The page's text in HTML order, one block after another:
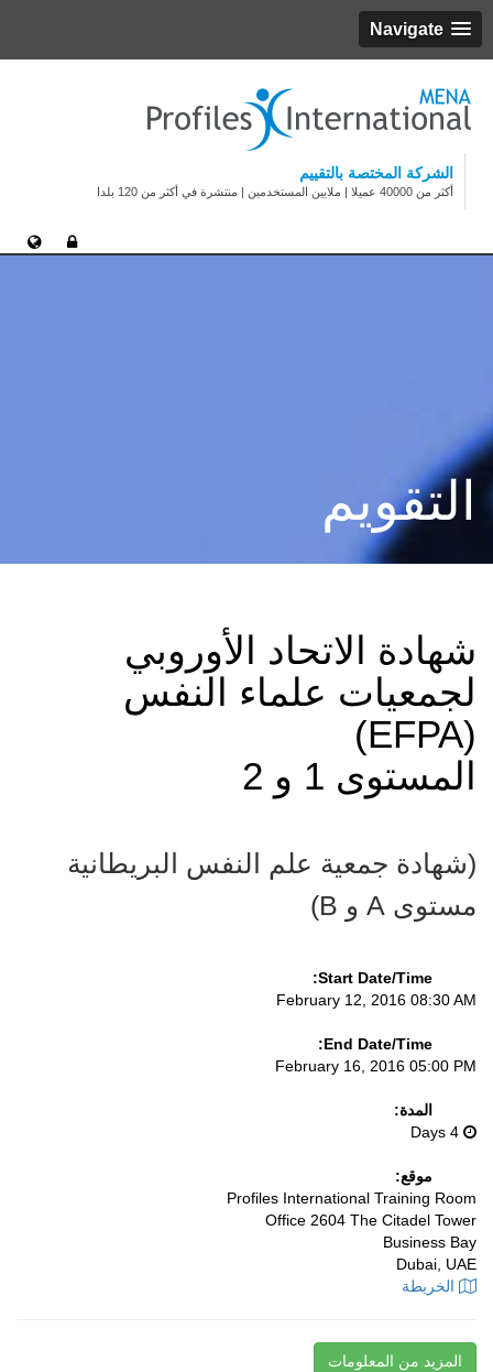
Navigate
الشركة المختصة بالتقييم
أكثر من 40000 عميلا | ملايين المستخدمين | منتشرة في أكثر من 120 بلدا
التقويم
شهادة الاتحاد الأوروبي
لجمعيات علماء النفس
(EFPA)
المستوى 1 و 2
(شهادة جمعية علم النفس البريطانية
مستوى A و B)
Start Date/Time:
February 12, 2016 08:30 AM
End Date/Time:
February 16, 2016 05:00 PM
المدة:
موقع:
Profiles International Training Room
Office 2604 The Citadel Tower
Business Bay
Dubai, UAE
الخريطة
المزيد من المعلومات